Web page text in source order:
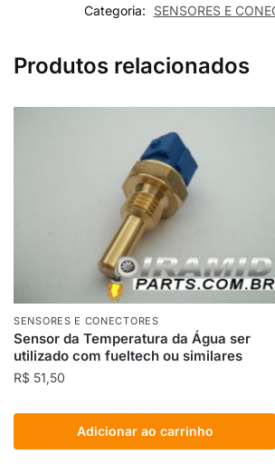
Categoria:
SENSORES E
Produtos relacionados
SENSORES E CONECTORES
Sensor da Temperatura da Água ser
utilizado com fueltech ou similares
R$ 51,50
Adicionar ao carrinho